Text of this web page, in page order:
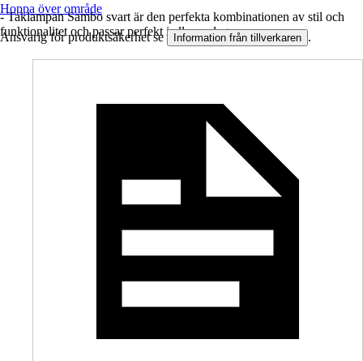
- Taklampan Sambo svart är den perfekta kombinationen av stil och
funktionalitet och passar perfekt i alla vardagsrum.
Hoppa över område
Ansvarig för produktsäkerhet se Information från tillverkaren .